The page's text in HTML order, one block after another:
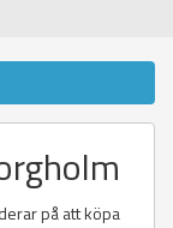
på att köpa